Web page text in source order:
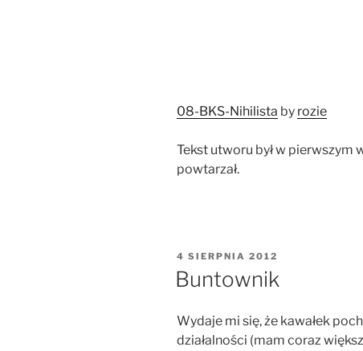
08-BKS-Nihilista by rozie
Tekst utworu był w pierwszym
powtarzał.
OPUBLIKOWANE
4 SIERPNIA 2012
Buntownik
Wydaje mi się, że kawałek
działalności (mam coraz